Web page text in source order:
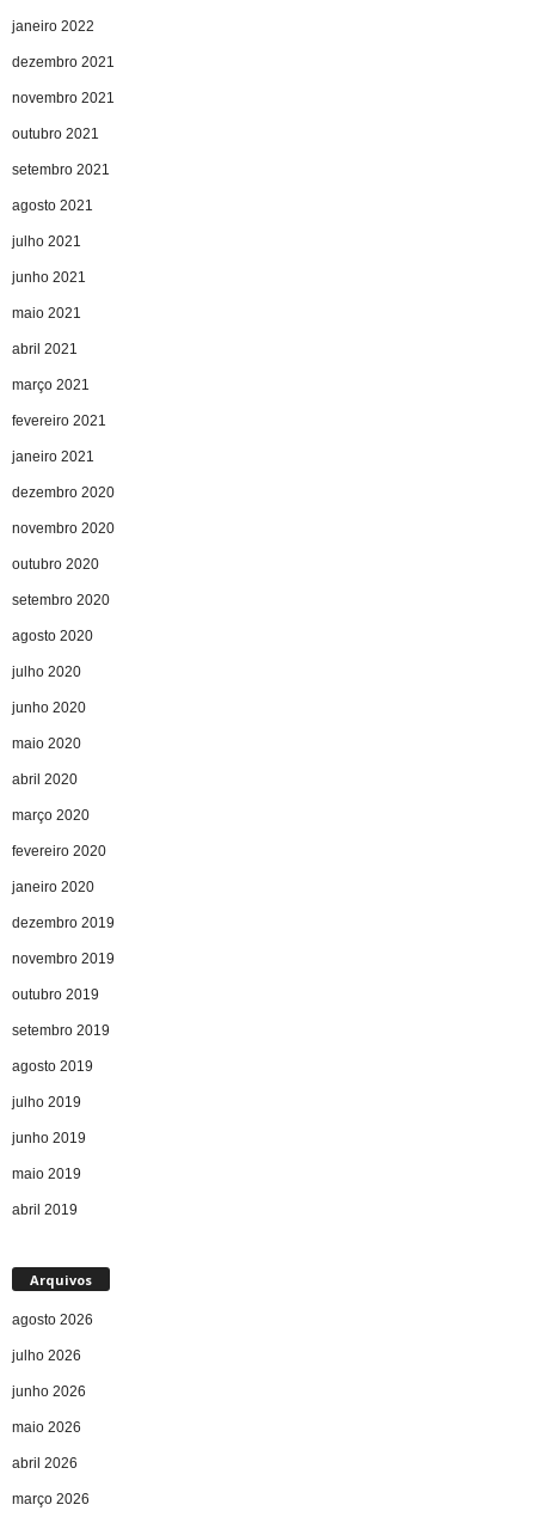
janeiro 2022
dezembro 2021
novembro 2021
outubro 2021
setembro 2021
agosto 2021
julho 2021
junho 2021
maio 2021
abril 2021
março 2021
fevereiro 2021
janeiro 2021
dezembro 2020
novembro 2020
outubro 2020
setembro 2020
agosto 2020
julho 2020
junho 2020
maio 2020
abril 2020
março 2020
fevereiro 2020
janeiro 2020
dezembro 2019
novembro 2019
outubro 2019
setembro 2019
agosto 2019
julho 2019
junho 2019
maio 2019
abril 2019
Arquivos
agosto 2026
julho 2026
junho 2026
maio 2026
abril 2026
março 2026